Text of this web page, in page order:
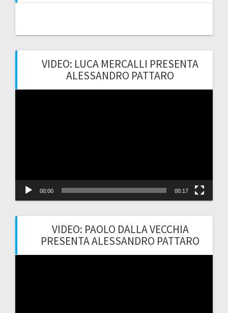
VIDEO: LUCA MERCALLI PRESENTA
ALESSANDRO PATTARO
00:00 00:17
VIDEO: PAOLO DALLA VECCHIA
PRESENTA ALESSANDRO PATTARO